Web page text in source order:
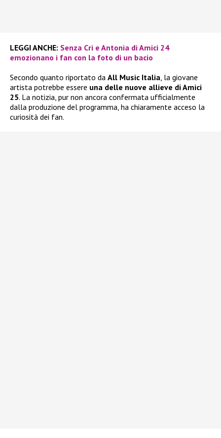
LEGGI ANCHE: Senza Cri e Antonia di Amici 24
emozionano i fan con la foto di un bacio
Secondo quanto riportato da All Music Italia, la giovane
artista potrebbe essere una delle nuove allieve di Amici
25. La notizia, pur non ancora confermata ufficialmente
dalla produzione del programma, ha chiaramente acceso la
curiosità dei fan.